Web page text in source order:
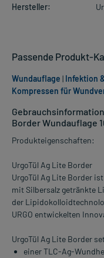
Hersteller:
Border Wundauflage
Produkteigenschaften:
UrgoTül Ag Lite Border
UrgoTül Ag Lite Border
mit Silbersalz getränkte
der
URGO entwickelten
UrgoTül Ag Lite Border
einer TLC-Ag-
Passende Produkt-
Wundauflage | Infektion
Kompressen für